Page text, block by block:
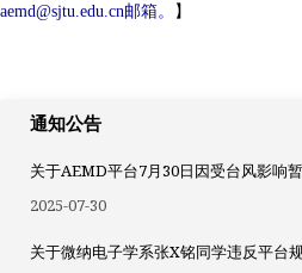
aemd@sjtu.edu.cn邮箱。 】
通知公告
关于AEMD平台7月30日因受台风影响
2025-07-30
关于微纳电子学系张X铭同学违反平台